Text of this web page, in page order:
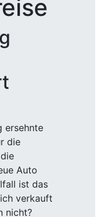
ersehnte
die
Auto
ist das
verkauft
nicht?